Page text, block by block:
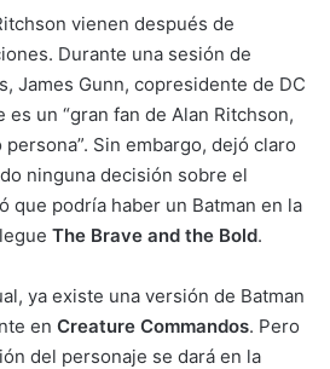
vienen después de
Durante una sesión de
James Gunn, copresidente de DC
un “gran fan de Alan Ritchson,
Sin embargo, dejó claro
ninguna decisión sobre el
que podría haber un Batman en la
The Brave and the Bold.
ya existe una versión de Batman
en Creature Commandos. Pero
del personaje se dará en la